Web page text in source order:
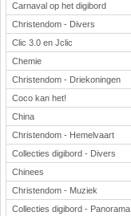
Carnaval op het digibord
Christendom - Divers
Clic 3.0 en Jclic
Chemie
Christendom - Driekoningen
Coco kan het!
China
Christendom - Hemelvaart
Collecties digibord - Divers
Chinees
Christendom - Muziek
Collecties digibord - Panorama